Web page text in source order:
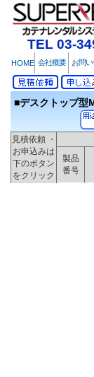
TEL 03-
HOME 会社概要 お問
■デスクトップ
見積依頼 ・
お申込みは
下のボタン
をクリック
製品
番号